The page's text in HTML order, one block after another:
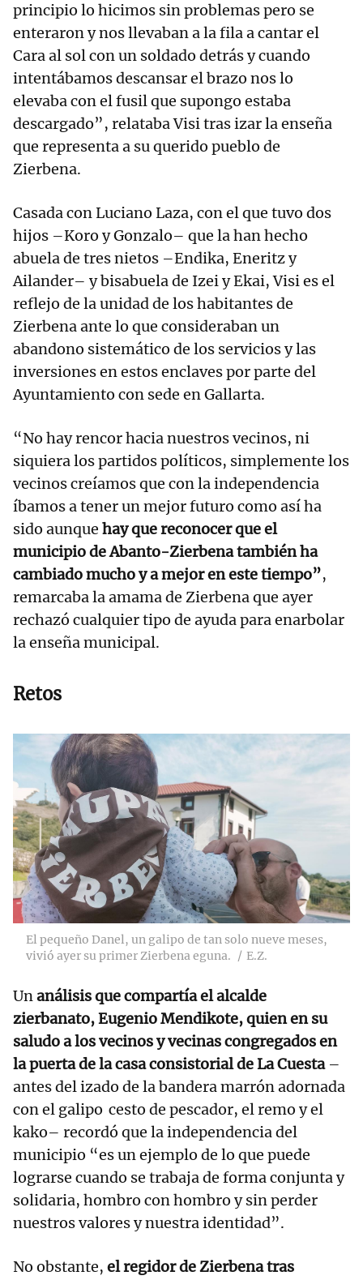
principio lo hicimos sin problemas pero se
enteraron y nos llevaban a la fila a cantar el
Cara al sol con un soldado detrás y cuando
intentábamos descansar el brazo nos lo
elevaba con el fusil que supongo estaba
descargado”, relataba Visi tras izar la enseña
que representa a su querido pueblo de
Zierbena.
Casada con Luciano Laza, con el que tuvo dos
hijos –Koro y Gonzalo– que la han hecho
abuela de tres nietos –Endika, Eneritz y
Ailander– y bisabuela de Izei y Ekai, Visi es el
reflejo de la unidad de los habitantes de
Zierbena ante lo que consideraban un
abandono sistemático de los servicios y las
inversiones en estos enclaves por parte del
Ayuntamiento con sede en Gallarta.
“No hay rencor hacia nuestros vecinos, ni
siquiera los partidos políticos, simplemente los
vecinos creíamos que con la independencia
íbamos a tener un mejor futuro como así ha
sido aunque hay que reconocer que el
municipio de Abanto-Zierbena también ha
cambiado mucho y a mejor en este tiempo”,
remarcaba la amama de Zierbena que ayer
rechazó cualquier tipo de ayuda para enarbolar
la enseña municipal.
Retos
El pequeño Danel, un galipo de tan solo nueve meses,
vivió ayer su primer Zierbena eguna.
E.Z.
Unanálisis que compartía el alcalde
zierbanato, Eugenio Mendikote, quien en su
saludo a los vecinos y vecinas congregados en
la puerta de la casa consistorial de La Cuesta–
antes del izado de la bandera marrón adornada
con el galipo cesto de pescador, el remo y el
kako– recordó que la independencia del
municipio “es un ejemplo de lo que puede
lograrse cuando se trabaja de forma conjunta y
solidaria, hombro con hombro y sin perder
nuestros valores y nuestra identidad”.
No obstante, el regidor de Zierbena tras